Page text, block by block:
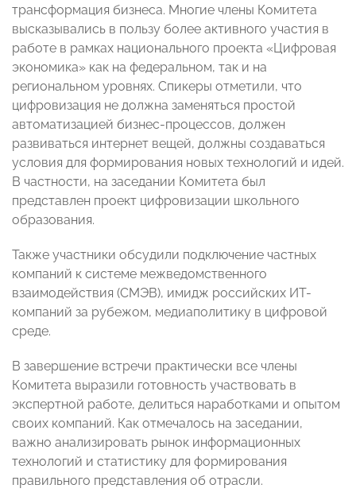
трансформация бизнеса. Многие члены Комитета
высказывались в пользу более активного участия в
работе в рамках национального проекта «Цифровая
экономика» как на федеральном, так и на
региональном уровнях. Спикеры отметили, что
цифровизация не должна заменяться простой
автоматизацией бизнес-процессов, должен
развиваться интернет вещей, должны создаваться
условия для формирования новых технологий и идей.
В частности, на заседании Комитета был
представлен проект цифровизации школьного
образования.
Также участники обсудили подключение частных
компаний к системе межведомственного
взаимодействия (СМЭВ), имидж российских ИТ-
компаний за рубежом, медиаполитику в цифровой
среде.
В завершение встречи практически все члены
Комитета выразили готовность участвовать в
экспертной работе, делиться наработками и опытом
своих компаний. Как отмечалось на заседании,
важно анализировать рынок информационных
технологий и статистику для формирования
правильного представления об отрасли.